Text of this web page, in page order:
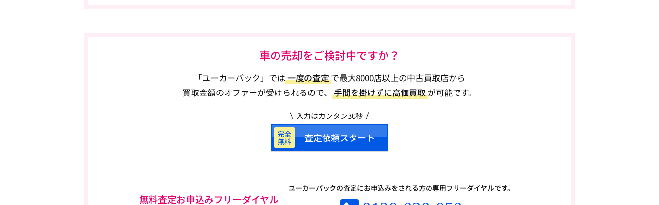
車の売却をご検討中ですか？
「ユーカーパック」では 一度の査定 で最大8000店以上の中古買取店から
買取金額のオファーが受けられるので、 手間を掛けずに高価買取 が可能です。
入力はカンタン30秒
完全
無料
査定依頼スタート
無料査定お申込みフリーダイヤル
ユーカーパックの査定にお申込みをされる方の専用フリーダイヤルです。